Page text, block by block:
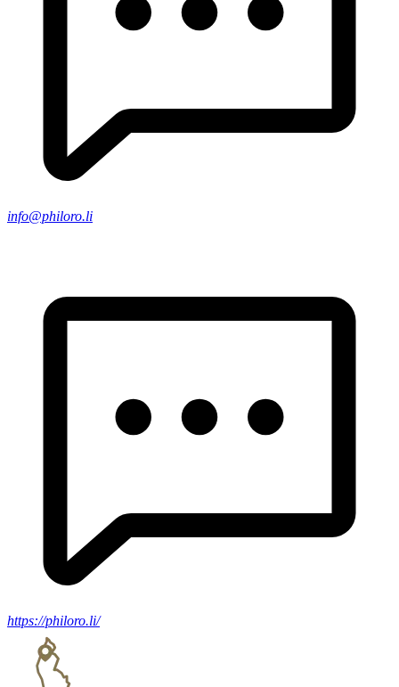
info@philoro.li
https://philoro.li/